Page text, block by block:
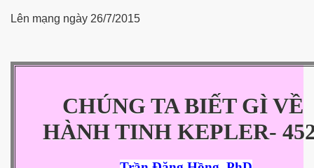
Lên mạng ngày 26/7/2015
CHÚNG TA BIẾT GÌ VỀ
HÀNH TINH KEPLER-